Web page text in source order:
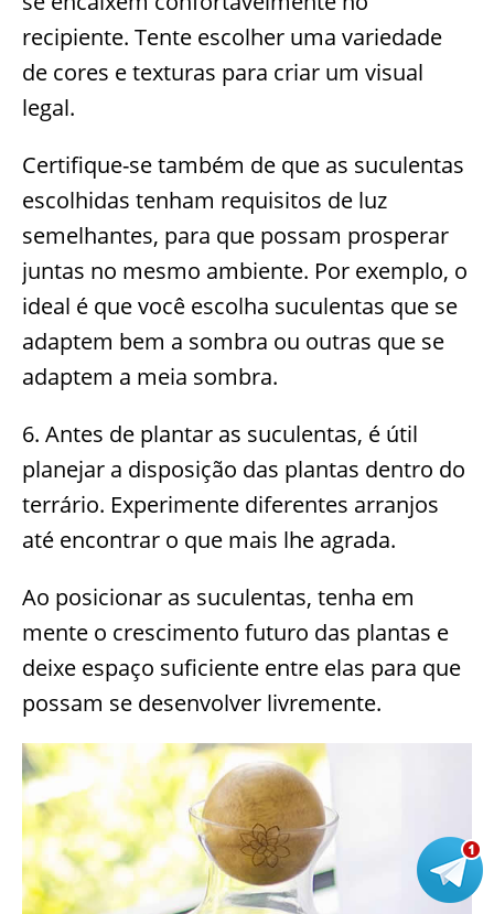
recipiente. Tente escolher uma variedade
de cores e texturas para criar um visual
legal.
Certifique-se também de que as suculentas
escolhidas tenham requisitos de luz
semelhantes, para que possam prosperar
juntas no mesmo ambiente. Por exemplo, o
ideal é que você escolha suculentas que se
adaptem bem a sombra ou outras que se
adaptem a meia sombra.
6. Antes de plantar as suculentas, é útil
planejar a disposição das plantas dentro do
terrário. Experimente diferentes arranjos
até encontrar o que mais lhe agrada.
Ao posicionar as suculentas, tenha em
mente o crescimento futuro das plantas e
deixe espaço suficiente entre elas para que
possam se desenvolver livremente.